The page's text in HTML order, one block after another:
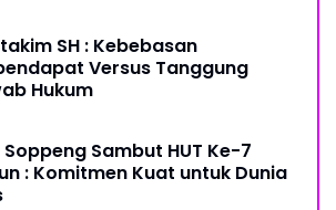
SH : Kebebasan
Versus Tanggung
Hukum
Soppeng Sambut HUT Ke-7
: Komitmen Kuat untuk Dunia